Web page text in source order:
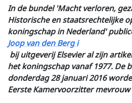
In de bundel 'Macht verloren,
Historische en staatsrechtelijke
koningschap in Nederland'
Joop van den Berg i
bij uitgeverij Elsevier al zijn
het koningschap vanaf 1977. De
donderdag 28 januari 2016
Eerste Kamervoorzitter mevrouw